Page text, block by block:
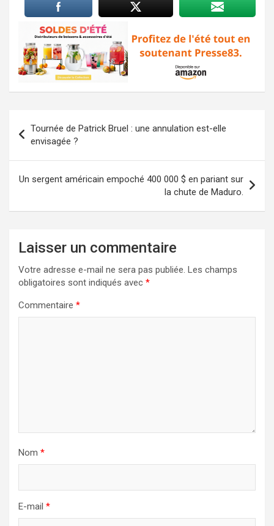
de
l’article
Tournée de Patrick Bruel : une annulation est-elle
envisagée ?
Un sergent américain empoché 400 000 $ en pariant sur
la chute de Maduro.
Laisser un commentaire
Votre adresse e-mail ne sera pas publiée. Les champs
obligatoires sont indiqués avec *
Commentaire *
Nom *
E-mail *